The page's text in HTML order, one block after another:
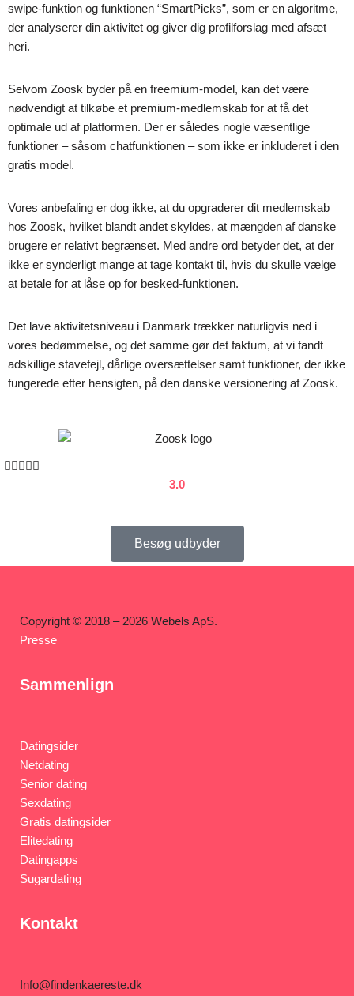
swipe-funktion og funktionen “SmartPicks”, som er en algoritme,
der analyserer din aktivitet og giver dig profilforslag med afsæt
heri.
Selvom Zoosk byder på en freemium-model, kan det være
nødvendigt at tilkøbe et premium-medlemskab for at få det
optimale ud af platformen. Der er således nogle væsentlige
funktioner – såsom chatfunktionen – som ikke er inkluderet i den
gratis model.
Vores anbefaling er dog ikke, at du opgraderer dit medlemskab
hos Zoosk, hvilket blandt andet skyldes, at mængden af danske
brugere er relativt begrænset. Med andre ord betyder det, at der
ikke er synderligt mange at tage kontakt til, hvis du skulle vælge
at betale for at låse op for besked-funktionen.
Det lave aktivitetsniveau i Danmark trækker naturligvis ned i
vores bedømmelse, og det samme gør det faktum, at vi fandt
adskillige stavefejl, dårlige oversættelser samt funktioner, der ikke
fungerede efter hensigten, på den danske versionering af Zoosk.

3.0
Besøg udbyder
Copyright © 2018 – 2026 Webels ApS.
Presse
Sammenlign
Datingsider
Netdating
Senior dating
Sexdating
Gratis datingsider
Elitedating
Datingapps
Sugardating
Kontakt
Info@findenkaereste.dk